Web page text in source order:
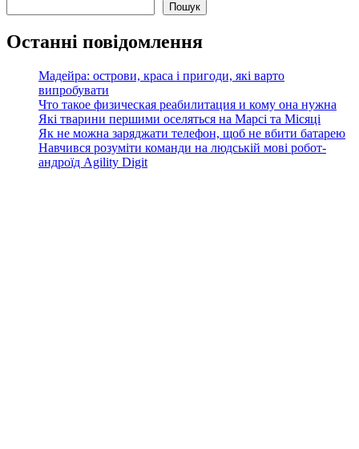
Пошук
Останні повідомлення
Мадейра: острови, краса і пригоди, які варто
випробувати
Что такое физическая реабилитация и кому она нужна
Які тварини першими оселяться на Марсі та Місяці
Як не можна заряджати телефон, щоб не вбити батарею
Навчився розуміти команди на людській мові робот-
андроїд Agility Digit